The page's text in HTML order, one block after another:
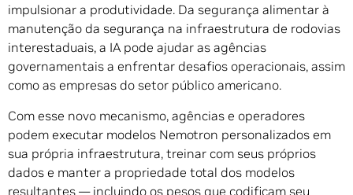
impulsionar a produtividade. Da segurança alimentar à
manutenção da segurança na infraestrutura de rodovias
interestaduais, a IA pode ajudar as agências
governamentais a enfrentar desafios operacionais, assim
como as empresas do setor público americano.
Com esse novo mecanismo, agências e operadores
podem executar modelos Nemotron personalizados em
sua própria infraestrutura, treinar com seus próprios
dados e manter a propriedade total dos modelos
resultantes — incluindo os pesos que codificam seu